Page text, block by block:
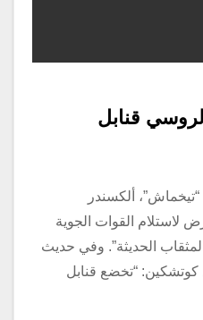
قنابل
“تيخماش”، ألكسندر
لاستلام القوات الجوية
الحديثة”. وفي حديث
“تخضع قنابل